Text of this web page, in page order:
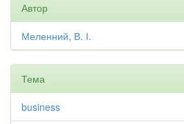
Автор
Меленний, В. І.
Тема
business